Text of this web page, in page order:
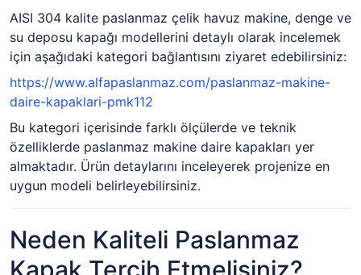
AISI 304 kalite paslanmaz çelik havuz makine, denge ve
su deposu kapağı modellerini detaylı olarak incelemek
için aşağıdaki kategori bağlantısını ziyaret edebilirsiniz:
https://www.alfapaslanmaz.com/paslanmaz-makine-
daire-kapaklari-pmk112
Bu kategori içerisinde farklı ölçülerde ve teknik
özelliklerde paslanmaz makine daire kapakları yer
almaktadır. Ürün detaylarını inceleyerek projenize en
uygun modeli belirleyebilirsiniz.
Neden Kaliteli Paslanmaz